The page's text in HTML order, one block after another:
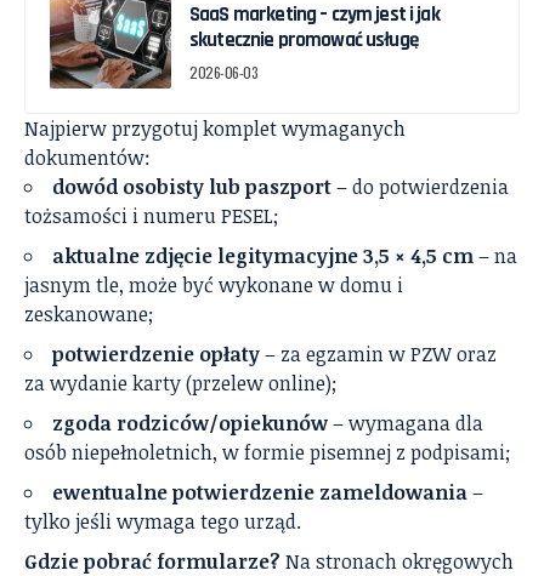
SaaS marketing – czym jest i jak
skutecznie promować usługę
2026-06-03
Najpierw przygotuj komplet wymaganych
dokumentów:
dowód osobisty lub paszport– do potwierdzenia
tożsamości i numeru PESEL;
aktualne zdjęcie legitymacyjne 3,5 × 4,5 cm– na
jasnym tle, może być wykonane w domu i
zeskanowane;
potwierdzenie opłaty– za egzamin w PZW oraz
za wydanie karty (przelew online);
zgoda rodziców/opiekunów– wymagana dla
osób niepełnoletnich, w formie pisemnej z podpisami;
ewentualne potwierdzenie zameldowania–
tylko jeśli wymaga tego urząd.
Gdzie pobrać formularze? Na stronach okręgowych